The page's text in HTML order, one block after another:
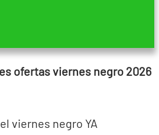
ofertas viernes negro 2026
viernes negro YA